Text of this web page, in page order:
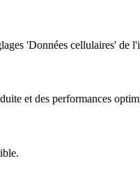
'Données cellulaires'
et des performances